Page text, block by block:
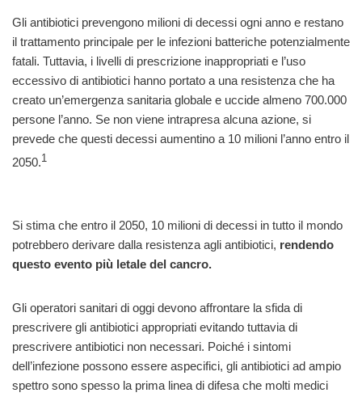
Gli antibiotici prevengono milioni di decessi ogni anno e restano
il trattamento principale per le infezioni batteriche potenzialmente
fatali. Tuttavia, i livelli di prescrizione inappropriati e l’uso
eccessivo di antibiotici hanno portato a una resistenza che ha
creato un’emergenza sanitaria globale e uccide almeno 700.000
persone l’anno. Se non viene intrapresa alcuna azione, si
prevede che questi decessi aumentino a 10 milioni l’anno entro il
2050.1
Si stima che entro il 2050, 10 milioni di decessi in tutto il mondo
potrebbero derivare dalla resistenza agli antibiotici, rendendo
questo evento più letale del cancro.
Gli operatori sanitari di oggi devono affrontare la sfida di
prescrivere gli antibiotici appropriati evitando tuttavia di
prescrivere antibiotici non necessari. Poiché i sintomi
dell’infezione possono essere aspecifici, gli antibiotici ad ampio
spettro sono spesso la prima linea di difesa che molti medici